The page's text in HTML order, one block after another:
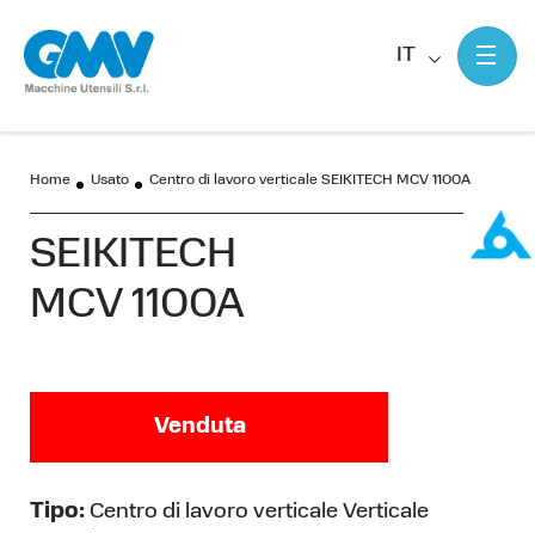
IT
Home Usato Centro di lavoro verticale SEIKITECH MCV 1100A
SEIKITECH
MCV 1100A
Venduta
Tipo: Centro di lavoro verticale Verticale